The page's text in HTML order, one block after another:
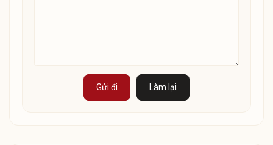
Gửi đi Làm lại